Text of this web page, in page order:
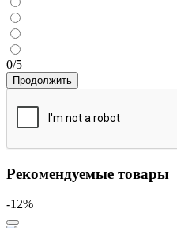
0/5
Продолжить
Рекомендуемые товары
-12%